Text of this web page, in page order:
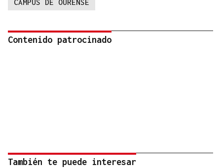
CAMPUS DE OURENSE
Contenido patrocinado
También te puede interesar